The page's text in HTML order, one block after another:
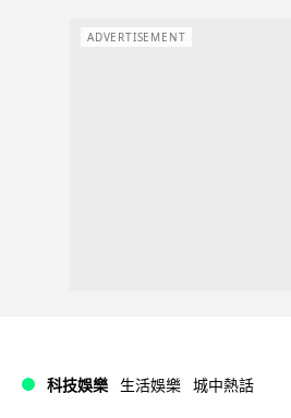
ADVERTISEMENT
科技娛樂 生活娛樂 城中熱話